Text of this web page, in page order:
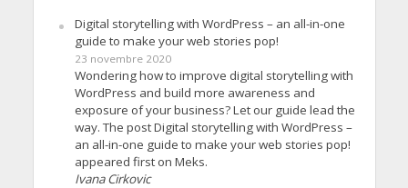
Digital storytelling with WordPress – an all-in-one
guide to make your web stories pop!
23 novembre 2020
Wondering how to improve digital storytelling with
WordPress and build more awareness and
exposure of your business? Let our guide lead the
way. The post Digital storytelling with WordPress –
an all-in-one guide to make your web stories pop!
appeared first on Meks.
Ivana Cirkovic